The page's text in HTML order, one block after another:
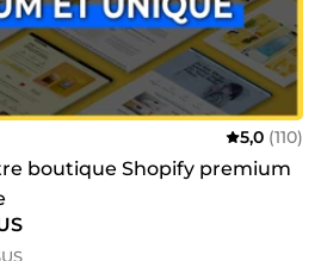
5,0 (110)
boutique Shopify premium